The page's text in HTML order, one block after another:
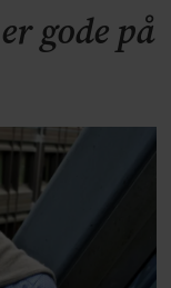
gode på